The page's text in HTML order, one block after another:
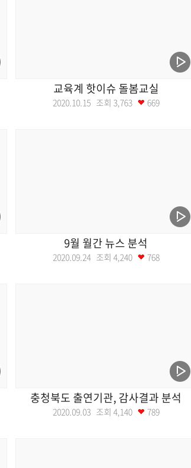
교육계 핫이슈 돌봄교실
2020.10.15 조회 3,763 669
9월 월간 뉴스 분석
2020.09.24 조회 4,240 768
충청북도 출연기관, 감사결과 분석
2020.09.03 조회 4,140 789